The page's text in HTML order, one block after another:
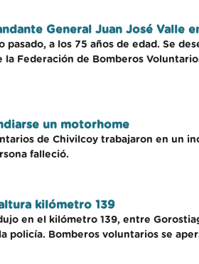
General Juan José Valle
pasado, a los 75 años de edad. Se
Federación de Bomberos
un motorhome
de Chivilcoy trabajaron en un
falleció.
kilómetro 139
en el kilómetro 139, entre
policía. Bomberos voluntarios se